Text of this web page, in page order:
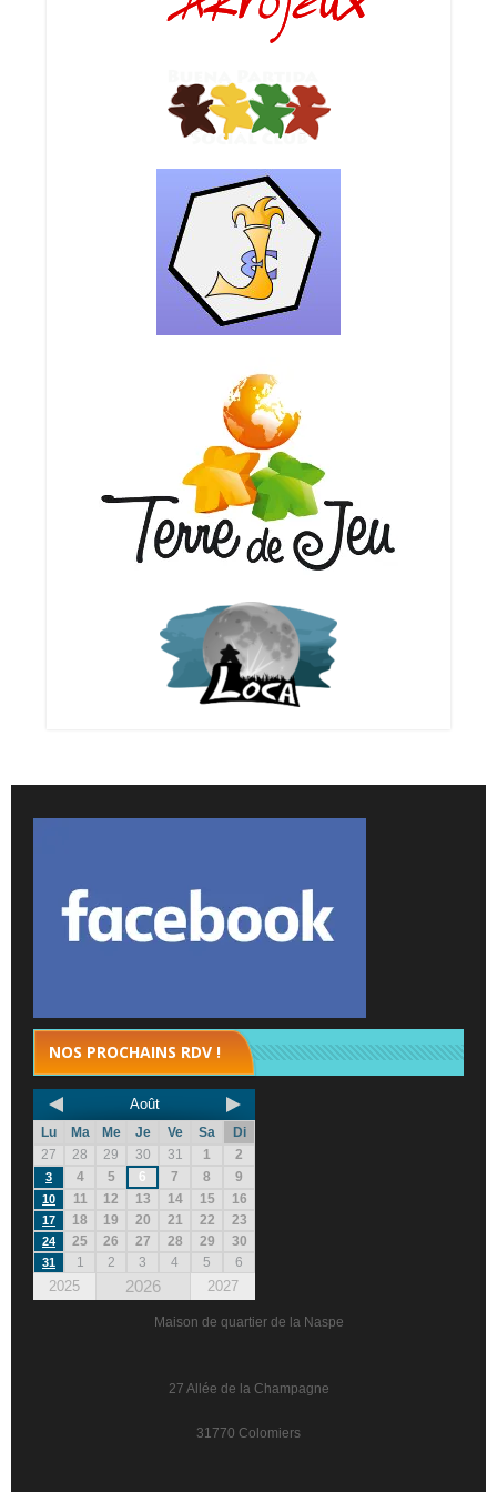
NOS PROCHAINS RDV !
Août
Lu Ma Me Je Ve Sa
Di
27
28 29 30 31 1 2
3 4 5 6 7 8 9
10 11 12 13 14 15 16
17 18 19 20 21 22 23
24 25 26 27 28 29 30
31 1 2 3 4 5 6
2025 2026 2027
Maison de quartier de la Naspe
27 Allée de la Champagne
31770 Colomiers